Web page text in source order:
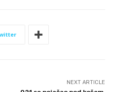
NEXT ARTICLE